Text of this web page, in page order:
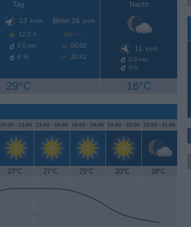
Tag
13
km/h
12,0 h
0.0 mm
0 %
Böen 26 km/h
UV - - -
06:00
20:42
29°C
Nacht
11 km/h
0.0 mm
0 %
16°C
10:00 - 13:00 13:00 - 16:00 16:00 - 19:00 19:00 - 22:00 22:00 - 01:00
27°C 27°C 25°C 20°C 18°C